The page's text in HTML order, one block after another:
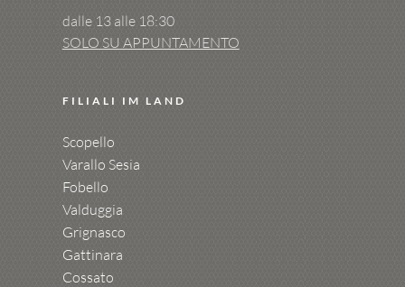
dalle 13 alle 18:30
SOLO SU APPUNTAMENTO
FILIALI IM LAND
Scopello
Varallo Sesia
Fobello
Valduggia
Grignasco
Gattinara
Cossato